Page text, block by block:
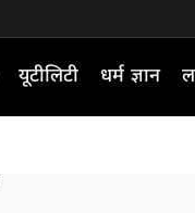
यूटीलिटी धर्म ज्ञान